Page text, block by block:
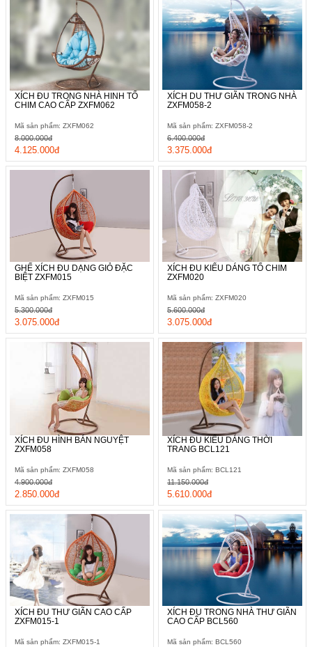
XÍCH ĐU TRONG NHÀ HINH TỔ
CHIM CAO CẤP ZXFM062
Mã sản phẩm: ZXFM062
4.125.000đ
8.000.000đ
XÍCH DU THƯ GIÃN TRONG NHÀ
ZXFM058-2
Mã sản phẩm: ZXFM058-2
3.375.000đ
6.400.000đ
GHẾ XÍCH ĐU DẠNG GIỎ ĐẶC
BIỆT ZXFM015
Mã sản phẩm: ZXFM015
3.075.000đ
5.300.000đ
XÍCH ĐU KIỂU DÁNG TỔ CHIM
ZXFM020
Mã sản phẩm: ZXFM020
3.075.000đ
5.600.000đ
XÍCH ĐU HÌNH BÁN NGUYỆT
ZXFM058
Mã sản phẩm: ZXFM058
2.850.000đ
4.900.000đ
XÍCH ĐU KIỂU DÁNG THỜI
TRANG BCL121
Mã sản phẩm: BCL121
5.610.000đ
11.150.000đ
XÍCH ĐU THƯ GIÃN CAO CẤP
ZXFM015-1
Mã sản phẩm: ZXFM015-1
XÍCH ĐU TRONG NHÀ THƯ GIÃN
CAO CẤP BCL560
Mã sản phẩm: BCL560